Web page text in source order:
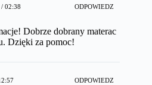
02:38 ODPOWIEDZ
Dobrze dobrany materac
Dzięki za pomoc!
ODPOWIEDZ